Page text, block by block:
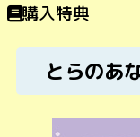
購入特典
とらのあ